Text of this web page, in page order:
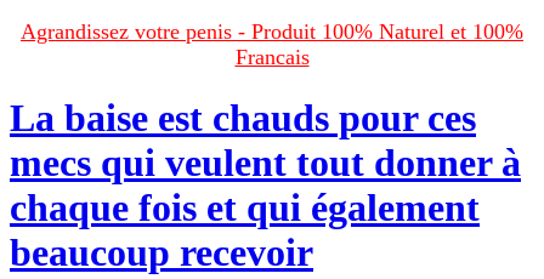
Agrandissez votre penis - Produit 100% Naturel et 100%
Francais
La baise est chauds pour ces
mecs qui veulent tout donner à
chaque fois et qui également
beaucoup recevoir